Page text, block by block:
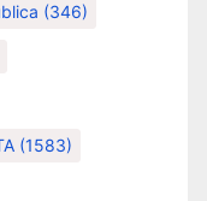
(346)
(1583)